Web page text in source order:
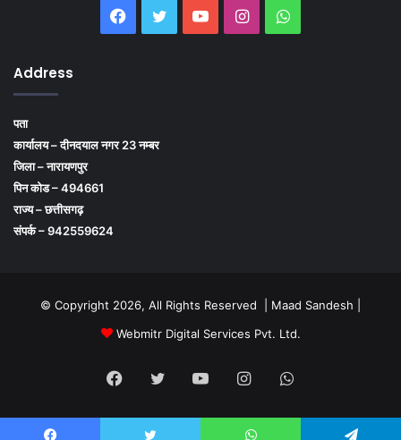
Facebook
Twitter YouTubeInstagramWhatsApp
Address
पता
कार्यालय – दीनदयाल नगर 23 नम्बर
जिला – नारायणपुर
पिन कोड – 494661
राज्य – छत्तीसगढ़
संपर्क – 942559624
© Copyright 2026, All Rights Reserved | Maad Sandesh |
Webmitr Digital Services Pvt. Ltd.
Facebook
Twitter YouTubeInstagramWhatsApp